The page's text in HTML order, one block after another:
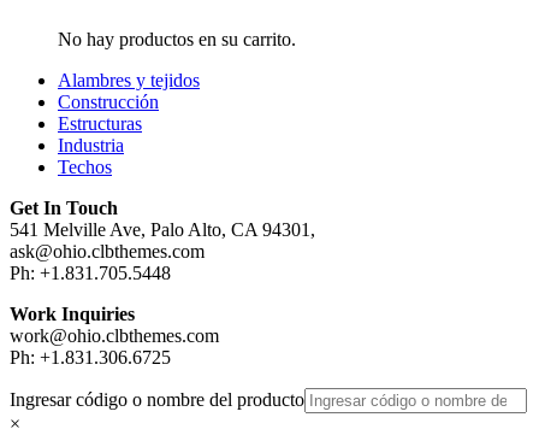
No hay productos en su carrito.
Alambres y tejidos
Construcción
Estructuras
Industria
Techos
Get In Touch
541 Melville Ave, Palo Alto, CA 94301,
ask@ohio.clbthemes.com
Ph: +1.831.705.5448
Work Inquiries
work@ohio.clbthemes.com
Ph: +1.831.306.6725
Ingresar código o nombre del producto
×